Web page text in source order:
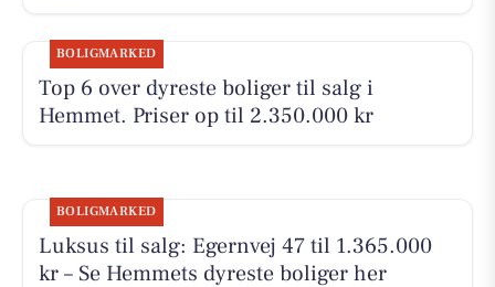
BOLIGMARKED
Top 6 over dyreste boliger til salg i
Hemmet. Priser op til 2.350.000 kr
BOLIGMARKED
Luksus til salg: Egernvej 47 til 1.365.000
kr – Se Hemmets dyreste boliger her